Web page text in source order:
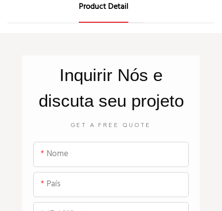
Product Detail
Inquirir Nós e
discuta seu projeto
GET A FREE QUOTE
Nome
País